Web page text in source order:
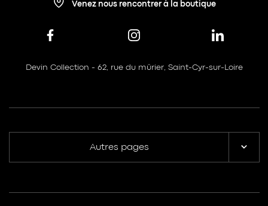
Venez nous rencontrer à la boutique
Devin Collection - 62, rue du mûrier, Saint-Cyr-sur-Loire
Autres pages